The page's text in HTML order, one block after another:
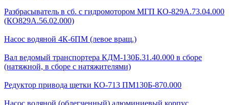
Разбрасыватель в сб. с гидромотором МГП КО-829А.73.04.000
(КО829А.56.02.000)
Насос водяной 4К-6ПМ (левое вращ.)
Вал ведомый транспортера КДМ-130Б.31.40.000 в сборе
(натяжной, в сборе с натяжителями)
Редуктор привода щетки КО-713 ПМ130Б-870.000
Насос водяной (облегченный) алюминиевый корпус